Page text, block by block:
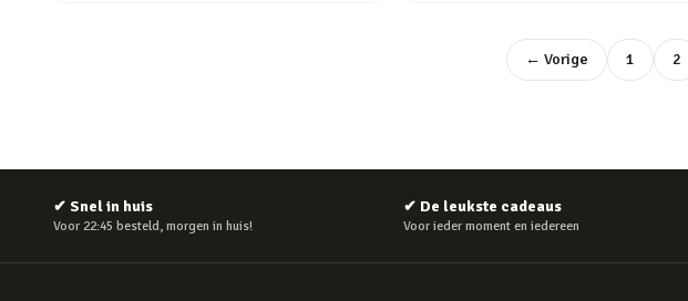
← Vorige 1 2
✔ Snel in huis
Voor 22:45 besteld, morgen in huis!
✔ De leukste cadeaus
Voor ieder moment en iedereen